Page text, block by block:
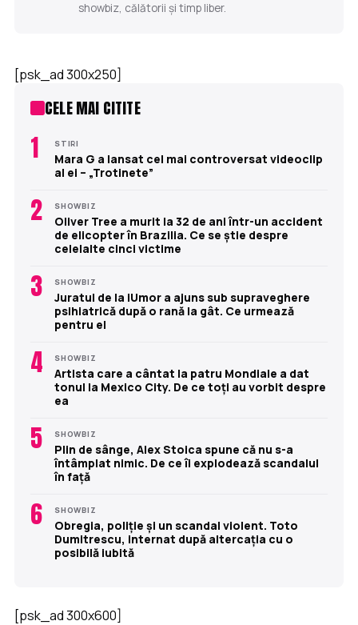
showbiz, călătorii și timp liber.
[psk_ad 300x250]
CELE MAI CITITE
1 STIRI
Mara G a lansat cel mai controversat videoclip
al ei – „Trotinete”
2 SHOWBIZ
Oliver Tree a murit la 32 de ani într-un accident
de elicopter în Brazilia. Ce se știe despre
celelalte cinci victime
3 SHOWBIZ
Juratul de la iUmor a ajuns sub supraveghere
psihiatrică după o rană la gât. Ce urmează
pentru el
4 SHOWBIZ
Artista care a cântat la patru Mondiale a dat
tonul la Mexico City. De ce toți au vorbit despre
ea
5 SHOWBIZ
Plin de sânge, Alex Stoica spune că nu s-a
întâmplat nimic. De ce îi explodează scandalul
în față
6 SHOWBIZ
Obregia, poliție și un scandal violent. Toto
Dumitrescu, internat după altercația cu o
posibilă iubită
[psk_ad 300x600]